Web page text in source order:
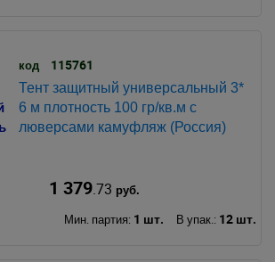
код 115761
Тент защитный универсальный 3*
6 м плотность 100 гр/кв.м с
люверсами камуфляж (Россия)
1 379.73 руб.
Мин. партия: 1 шт. В упак.: 12 шт.